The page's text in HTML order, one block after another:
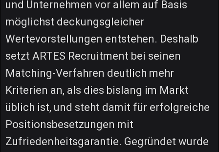
und Unternehmen vor allem auf Basis
möglichst deckungsgleicher
Wertevorstellungen entstehen. Deshalb
setzt ARTES Recruitment bei seinen
Matching-Verfahren deutlich mehr
Kriterien an, als dies bislang im Markt
üblich ist, und steht damit für erfolgreiche
Positionsbesetzungen mit
Zufriedenheitsgarantie. Gegründet wurde